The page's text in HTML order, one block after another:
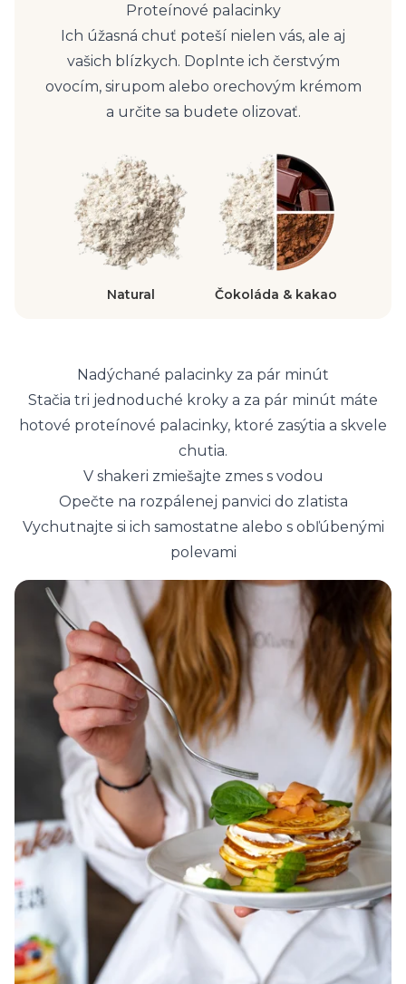
Proteínové palacinky
Ich úžasná chuť poteší nielen vás, ale aj
vašich blízkych. Doplnte ich čerstvým
ovocím, sirupom alebo orechovým krémom
a určite sa budete olizovať.
Natural Čokoláda & kakao
Nadýchané palacinky za pár minút
Stačia tri jednoduché kroky a za pár minút máte
hotové proteínové palacinky, ktoré zasýtia a skvele
chutia.
V shakeri zmiešajte zmes s vodou
Opečte na rozpálenej panvici do zlatista
Vychutnajte si ich samostatne alebo s obľúbenými
polevami